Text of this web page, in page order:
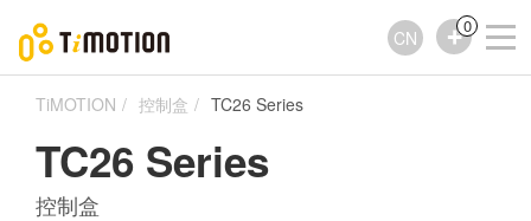
CN
0
TiMOTION 控制盒 TC26 Series
TC26 Series
控制盒